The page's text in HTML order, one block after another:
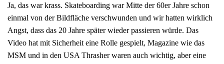
Ja, das war krass. Skateboarding war Mitte der 60er Jahre schon
einmal von der Bildfläche verschwunden und wir hatten wirklich
Angst, dass das 20 Jahre später wieder passieren würde. Das
Video hat mit Sicherheit eine Rolle gespielt, Magazine wie das
MSM und in den USA Thrasher waren auch wichtig, aber eine